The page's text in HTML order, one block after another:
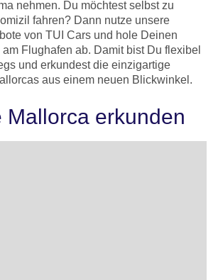
nehmen. Du möchtest selbst zu
fahren? Dann nutze unsere
von TUI Cars und hole Deinen
Flughafen ab. Damit bist Du flexibel
und erkundest die einzigartige
aus einem neuen Blickwinkel.
Mallorca erkunden